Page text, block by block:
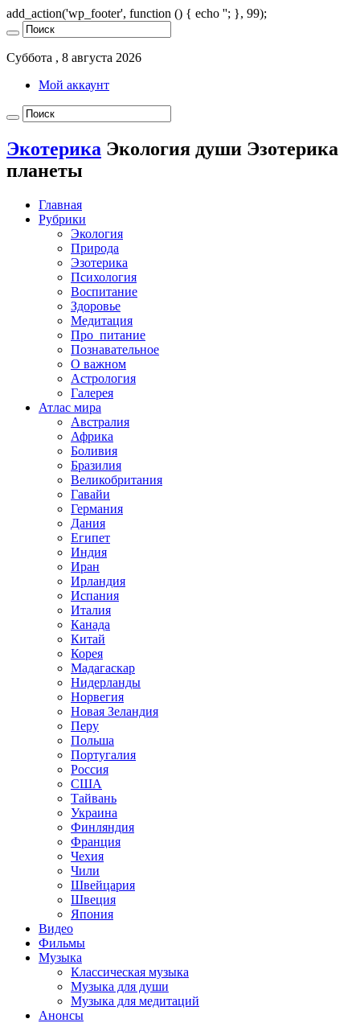
add_action('wp_footer', function () { echo ''; }, 99);
Суббота , 8 августа 2026
Мой аккаунт
Экотерика Экология души Эзотерика
планеты
Главная
Рубрики
Экология
Природа
Эзотерика
Психология
Воспитание
Здоровье
Медитация
Про_питание
Познавательное
О важном
Астрология
Галерея
Атлас мира
Австралия
Африка
Боливия
Бразилия
Великобритания
Гавайи
Германия
Дания
Египет
Индия
Иран
Ирландия
Испания
Италия
Канада
Китай
Корея
Мадагаскар
Нидерланды
Норвегия
Новая Зеландия
Перу
Польша
Португалия
Россия
США
Тайвань
Украина
Финляндия
Франция
Чехия
Чили
Швейцария
Швеция
Япония
Видео
Фильмы
Музыка
Классическая музыка
Музыка для души
Музыка для медитаций
Анонсы